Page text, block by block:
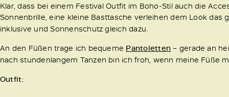
Klar, dass bei einem Festival Outfit im Boho-Stil auch die
Sonnenbrille, eine kleine Basttasche verleihen dem Look
inklusive und Sonnenschutz gleich dazu.
An den Füßen trage ich bequeme Pantoletten – gerade an
nach stundenlangem Tanzen bin ich froh, wenn meine Füße
Outfit: